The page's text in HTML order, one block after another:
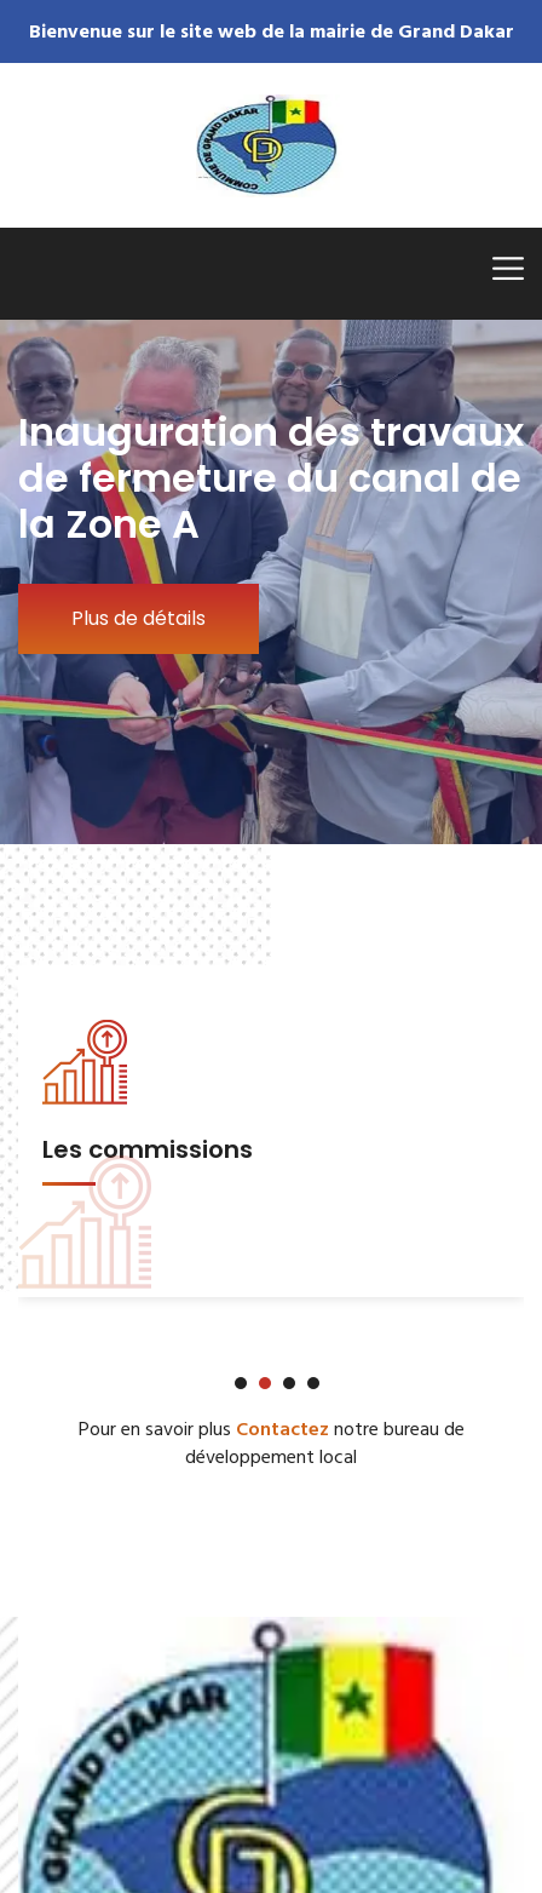
Bienvenue sur le site web de la mairie de Grand Dakar
Inauguration des travaux
de fermeture du canal de
la Zone A
Plus de détails
Les commissions
Pour en savoir plus Contacteznotre bureau de
développement local